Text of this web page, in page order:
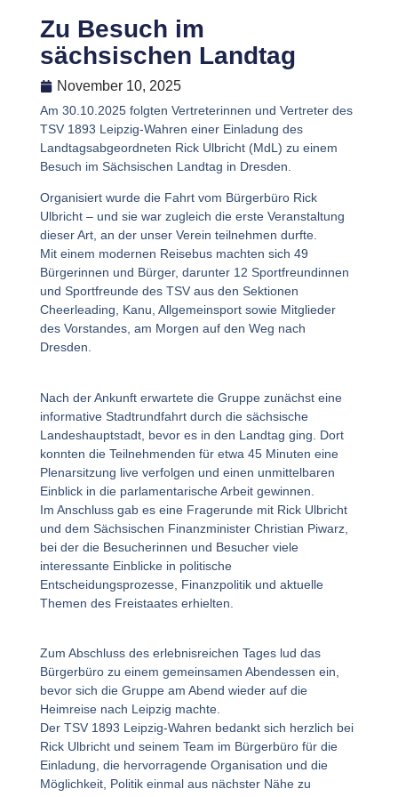
Zu Besuch im
sächsischen Landtag
November 10, 2025
Am 30.10.2025 folgten Vertreterinnen und Vertreter des
TSV 1893 Leipzig-Wahren einer Einladung des
Landtagsabgeordneten Rick Ulbricht (MdL) zu einem
Besuch im Sächsischen Landtag in Dresden.
Organisiert wurde die Fahrt vom Bürgerbüro Rick
Ulbricht – und sie war zugleich die erste Veranstaltung
dieser Art, an der unser Verein teilnehmen durfte.
Mit einem modernen Reisebus machten sich 49
Bürgerinnen und Bürger, darunter 12 Sportfreundinnen
und Sportfreunde des TSV aus den Sektionen
Cheerleading, Kanu, Allgemeinsport sowie Mitglieder
des Vorstandes, am Morgen auf den Weg nach
Dresden.
Nach der Ankunft erwartete die Gruppe zunächst eine
informative Stadtrundfahrt durch die sächsische
Landeshauptstadt, bevor es in den Landtag ging. Dort
konnten die Teilnehmenden für etwa 45 Minuten eine
Plenarsitzung live verfolgen und einen unmittelbaren
Einblick in die parlamentarische Arbeit gewinnen.
Im Anschluss gab es eine Fragerunde mit Rick Ulbricht
und dem Sächsischen Finanzminister Christian Piwarz,
bei der die Besucherinnen und Besucher viele
interessante Einblicke in politische
Entscheidungsprozesse, Finanzpolitik und aktuelle
Themen des Freistaates erhielten.
Zum Abschluss des erlebnisreichen Tages lud das
Bürgerbüro zu einem gemeinsamen Abendessen ein,
bevor sich die Gruppe am Abend wieder auf die
Heimreise nach Leipzig machte.
Der TSV 1893 Leipzig-Wahren bedankt sich herzlich bei
Rick Ulbricht und seinem Team im Bürgerbüro für die
Einladung, die hervorragende Organisation und die
Möglichkeit, Politik einmal aus nächster Nähe zu